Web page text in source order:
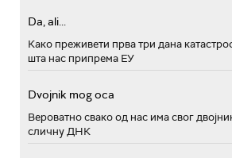
Da, ali...
Како преживети прва три дана
шта нас припрема ЕУ
Dvojnik mog oca
Вероватно свако од нас има свог
сличну ДНК